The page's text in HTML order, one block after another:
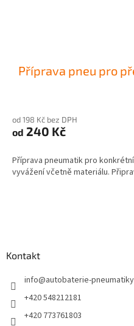
Příprava pneu pro
od 198 Kč bez DPH
od 240 Kč
Příprava pneumatik pro
vyvážení včetně materiálu.
Kontakt
info@autobaterie-
+420 548212181
+420 773761803